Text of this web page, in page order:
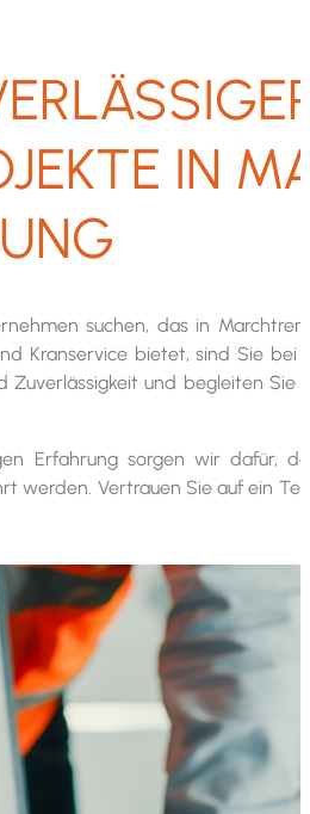
IN
suchen, das in
Kranservice bietet, sind Sie
Zuverlässigkeit und begleiten
Erfahrung sorgen wir dafür,
werden. Vertrauen Sie auf ein